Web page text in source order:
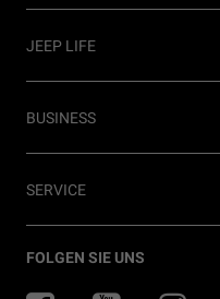
4x4 Experience
JEEP LIFE
80ᵀᴴ Anniversary
Jeep & Juventus
BUSINESS
Business Center
Angebot anfordern
SERVICE
FlexCare
Alle Services
FOLGEN SIE UNS